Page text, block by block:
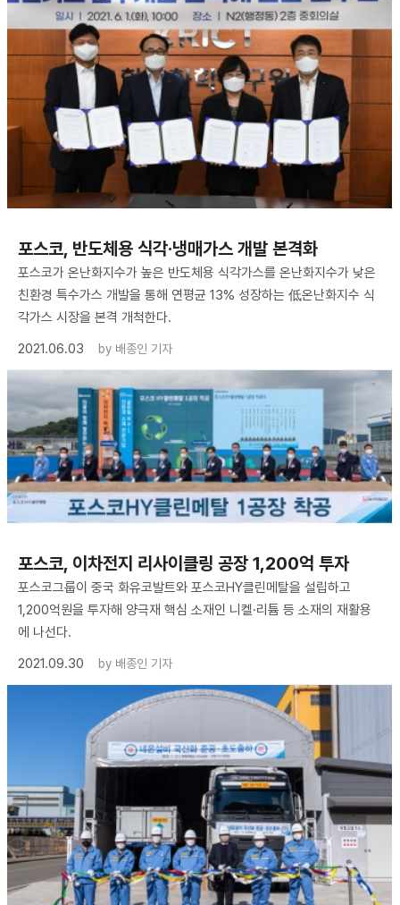
포스코, 반도체용 식각·냉매가스 개발 본격화
포스코가 온난화지수가 높은 반도체용 식각가스를 온난화지수가 낮은
친환경 특수가스 개발을 통해 연평균 13% 성장하는 低온난화지수 식
각가스 시장을 본격 개척한다.
2021.06.03
by 배종인 기자
포스코, 이차전지 리사이클링 공장 1,200억 투자
포스코그룹이 중국 화유코발트와 포스코HY클린메탈을 설립하고
1,200억원을 투자해 양극재 핵심 소재인 니켈·리튬 등 소재의 재활용
에 나선다.
2021.09.30
by 배종인 기자